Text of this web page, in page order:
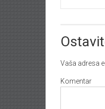
Vaša adresa
Komentar